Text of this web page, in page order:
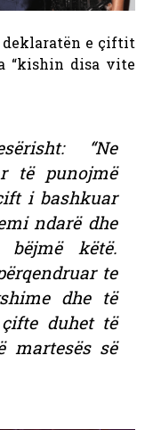
deklaratën e çiftit
“kishin disa vite
“Ne
të punojmë
i bashkuar
ndarë dhe
këtë.
te
dhe të
duhet të
martesës së